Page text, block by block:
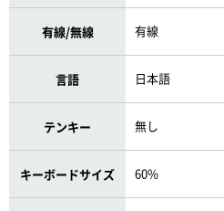
有線/無線 有線
言語 日本語
テンキー 無し
キーボードサイズ 60%